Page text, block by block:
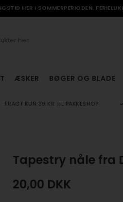
HER I SOMMERPERIODEN.
ÆSKER BØGER OG BLADE
FRAGT KUN 39 KR TIL PAKKESHOP
Tapestry nåle fra
20,00 DKK